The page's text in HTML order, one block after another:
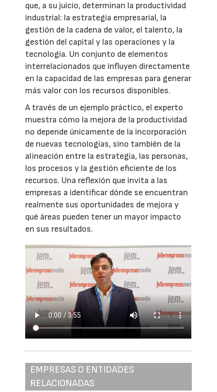
que, a su juicio, determinan la productividad
industrial: la estrategia empresarial, la
gestión de la cadena de valor, el talento, la
gestión del capital y las operaciones y la
tecnología. Un conjunto de elementos
interrelacionados que influyen directamente
en la capacidad de las empresas para generar
más valor con los recursos disponibles.
A través de un ejemplo práctico, el experto
muestra cómo la mejora de la productividad
no depende únicamente de la incorporación
de nuevas tecnologías, sino también de la
alineación entre la estrategia, las personas,
los procesos y la gestión eficiente de los
recursos. Una reflexión que invita a las
empresas a identificar dónde se encuentran
realmente sus oportunidades de mejora y
qué áreas pueden tener un mayor impacto
en sus resultados.
EMPRESAS O ENTIDADES
RELACIONADAS